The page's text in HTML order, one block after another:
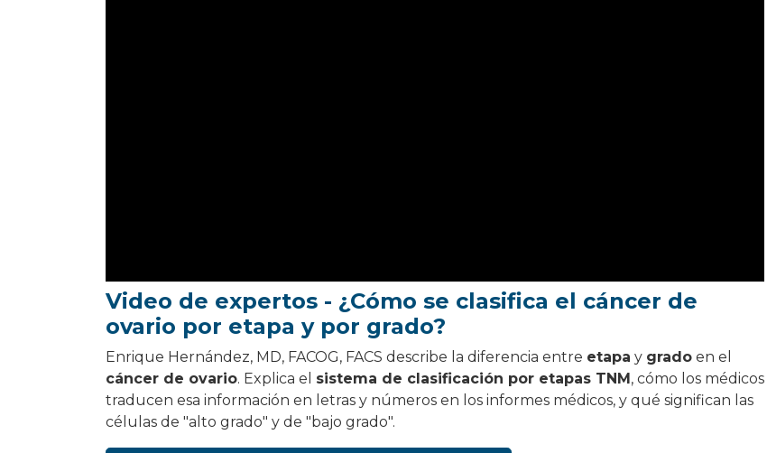
Video de expertos - ¿Cómo se clasifica el cáncer de
ovario por etapa y por grado?
Enrique Hernández, MD, FACOG, FACS describe la diferencia entre etapa y grado en el
cáncer de ovario. Explica el sistema de clasificación por etapas TNM, cómo los médicos
traducen esa información en letras y números en los informes médicos, y qué significan las
células de "alto grado" y de "bajo grado".